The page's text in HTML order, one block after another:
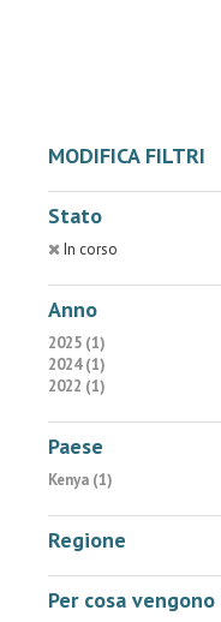
MODIFICA FILTRI
Stato
In corso
Anno
2025 (1)
2024 (1)
2022 (1)
Paese
Kenya (1)
Regione
Per cosa